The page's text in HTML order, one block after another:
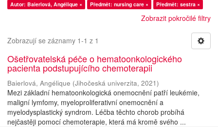
Autor: Baierlová, Angélique ×
Předmět: nursing care × Předmět: sestra ×
Zobrazit pokročilé filtry
Zobrazují se záznamy 1-1 z 1
Ošetřovatelská péče o hematoonkologického
pacienta podstupujícího chemoterapii
Baierlová, Angélique (Jihočeská univerzita, 2021)
Mezi základní hematoonkologická onemocnění patří leukémie,
maligní lymfomy, myeloproliferativní onemocnění a
myelodysplastický syndrom. Léčba těchto chorob probíhá
nejčastěji pomocí chemoterapie, která má kromě svého ...